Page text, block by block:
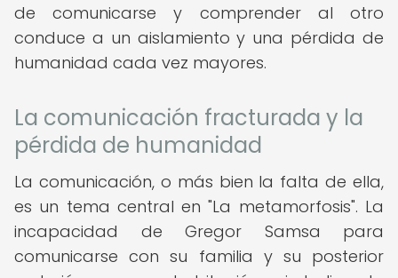
de comunicarse y comprender al otro
conduce a un aislamiento y una pérdida de
humanidad cada vez mayores.
La comunicación fracturada y la
pérdida de humanidad
La comunicación, o más bien la falta de ella,
es un tema central en "La metamorfosis". La
incapacidad de Gregor Samsa para
comunicarse con su familia y su posterior